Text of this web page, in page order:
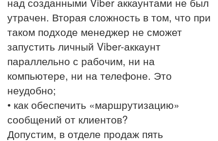
утрачен. Вторая сложность в том, что при
таком подходе менеджер не сможет
запустить личный Viber-аккаунт
параллельно с рабочим, ни на
компьютере, ни на телефоне. Это
неудобно;
• как обеспечить «маршрутизацию»
сообщений от клиентов?
Допустим, в отделе продаж пять